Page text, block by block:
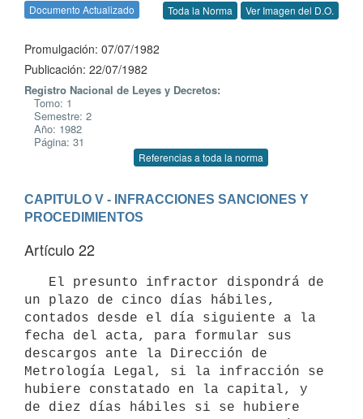
Documento Actualizado Toda la Norma Ver Imagen del D.O.
Promulgación: 07/07/1982
Publicación: 22/07/1982
Registro Nacional de Leyes y Decretos:
Tomo: 1
Semestre: 2
Año: 1982
Página: 31
Referencias a toda la norma
CAPITULO V - INFRACCIONES SANCIONES Y
PROCEDIMIENTOS
Artículo 22
un plazo de cinco días hábiles,
contados desde el día siguiente a la
fecha del acta, para formular sus
descargos ante la Dirección de
Metrología Legal, si la infracción se
hubiere constatado en la capital, y
de diez días hábiles si se hubiere